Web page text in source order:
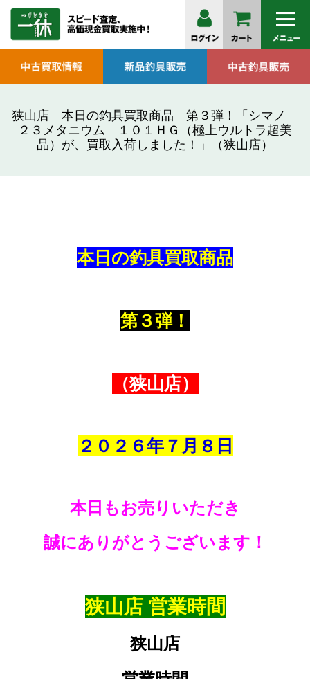
狭山店 本日の釣具買取商品 第３弾！「シマノ
２３メタニウム １０１ＨＧ（極上ウルトラ超美
品）が、買取入荷しました！」（狭山店）
本日の釣具買取商品
第３弾！
（狭山店）
２０２６年７ 月８ 日
本日もお売りいただき
誠にありがとうございます！
狭山店 営業時間
狭山店